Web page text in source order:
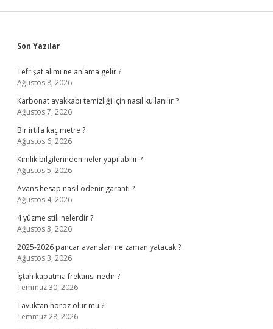
Sidebar
Son Yazılar
Tefrişat alımı ne anlama gelir ?
Ağustos 8, 2026
Karbonat ayakkabı temizliği için nasıl kullanılır ?
Ağustos 7, 2026
Bir irtifa kaç metre ?
Ağustos 6, 2026
Kimlik bilgilerinden neler yapılabilir ?
Ağustos 5, 2026
Avans hesap nasıl ödenir garanti ?
Ağustos 4, 2026
4 yüzme stili nelerdir ?
Ağustos 3, 2026
2025-2026 pancar avansları ne zaman yatacak ?
Ağustos 3, 2026
İştah kapatma frekansı nedir ?
Temmuz 30, 2026
Tavuktan horoz olur mu ?
Temmuz 28, 2026